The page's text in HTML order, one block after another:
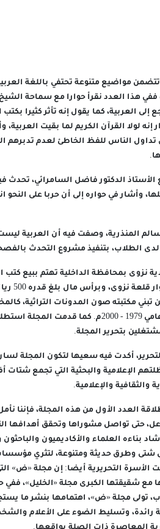
مواضيع متنوعة تحتفي باللغة
هذا العدد نقرأ حوارا مع سماحة
العربية، كما يقول إنه تأثر كثيرا
لولا القرآن الكريم لما بقيت
الناس للفظ الخاطئ لعدم تدبرهم
الدكتور فاضل السامرائي، تحدث
وأشار في حواره إلى أن حربا على
سالم المنذرية، وصفت فيه أن العربية
الطلاب، بتنفيذ مشروع التحدث
نزوى بمحافظة الداخلية تهتم ببيع كتب
أبي
مكتبته صون المدونات التراثية،
والجوابات القديمة، وأنها عاشت رواجا باهرا بين عامي
بتحرير المجلة.
أكدت فيه سعيها لتكون المجلة
الإعلامية والبحثية التي تجمع
والثقافية والإعلامية.
العدد الأول من هذه المجلة، فإننا
حتى تواصل مشوراها وتحقق أهدافها
بناءه العلماء والأكاديميون
شتى وطرق حديثة ومتنوعة، لتثري
الأسرة التحريرية أيضا: إن مجلة «ض»
مع شقيقتها الكبرى مجلة «الخليل»، ففي
تولى مجلة «ض»، اهتمامها بنشر ما
رائدة، وتسليط الضوء على الأعلام